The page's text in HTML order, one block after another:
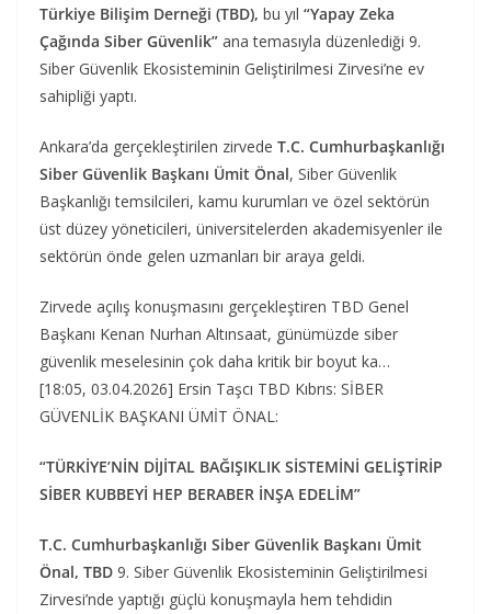
Türkiye Bilişim Derneği (TBD), bu yıl “Yapay Zeka
Çağında Siber Güvenlik” ana temasıyla düzenlediği 9.
Siber Güvenlik Ekosisteminin Geliştirilmesi Zirvesi’ne ev
sahipliği yaptı.
Ankara’da gerçekleştirilen zirvede T.C. Cumhurbaşkanlığı
Siber Güvenlik Başkanı Ümit Önal, Siber Güvenlik
Başkanlığı temsilcileri, kamu kurumları ve özel sektörün
üst düzey yöneticileri, üniversitelerden akademisyenler ile
sektörün önde gelen uzmanları bir araya geldi.
Zirvede açılış konuşmasını gerçekleştiren TBD Genel
Başkanı Kenan Nurhan Altınsaat, günümüzde siber
güvenlik meselesinin çok daha kritik bir boyut ka…
[18:05, 03.04.2026] Ersin Taşcı TBD Kıbrıs: SİBER
GÜVENLİK BAŞKANI ÜMİT ÖNAL:
“TÜRKİYE’NİN DİJİTAL BAĞIŞIKLIK SİSTEMİNİ GELİŞTİRİP
SİBER KUBBEYİ HEP BERABER İNŞA EDELİM”
T.C. Cumhurbaşkanlığı Siber Güvenlik Başkanı Ümit
Önal, TBD 9. Siber Güvenlik Ekosisteminin Geliştirilmesi
Zirvesi’nde yaptığı güçlü konuşmayla hem tehdidin